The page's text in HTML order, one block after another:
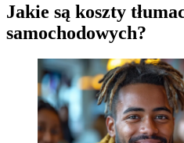
Jakie są koszty
samochodowych?